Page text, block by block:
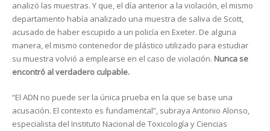
analizó las muestras. Y que, el día anterior a la violación, el mismo
departamento había analizado una muestra de saliva de Scott,
acusado de haber escupido a un policía en Exeter. De alguna
manera, el mismo contenedor de plástico utilizado para estudiar
su muestra volvió a emplearse en el caso de violación. Nunca se
encontró al verdadero culpable.
“El ADN no puede ser la única prueba en la que se base una
acusación. El contexto es fundamental”, subraya Antonio Alonso,
especialista del Instituto Nacional de Toxicología y Ciencias